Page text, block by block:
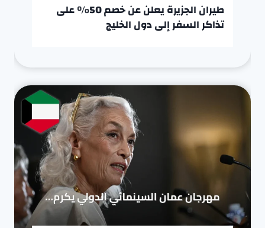
طيران الجزيرة يعلن عن خصم 50% على
تذاكر السفر إلى دول الخليج